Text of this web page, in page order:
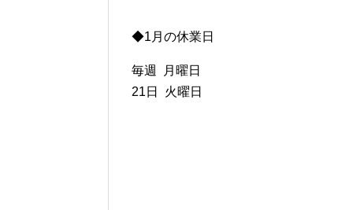
◆1月の休業日
毎週 月曜日
21日 火曜日